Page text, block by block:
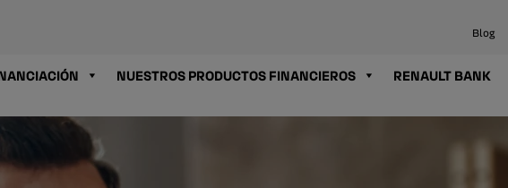
Blog
NUESTROS PRODUCTOS FINANCIEROS RENAULT BANK